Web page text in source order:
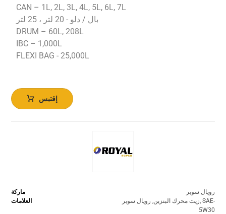
CAN – 1L, 2L, 3L, 4L, 5L, 6L, 7L
بال / دلو - 20 لتر ، 25 لتر
DRUM – 60L, 208L
IBC – 1,000L
FLEXI BAG - 25,000L
إقتبس
ماركة
رويال سوبر
العلامات
زيت محرك البنزين, رويال سوبر , SAE-
5W30